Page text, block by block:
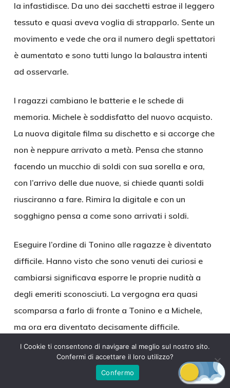
la infastidisce. Da uno dei sacchetti estrae il leggero
tessuto e quasi aveva voglia di strapparlo. Sente un
movimento e vede che ora il numero degli spettatori
è aumentato e sono tutti lungo la balaustra intenti
ad osservarle.
I ragazzi cambiano le batterie e le schede di
memoria. Michele è soddisfatto del nuovo acquisto.
La nuova digitale filma su dischetto e si accorge che
non è neppure arrivato a metà. Pensa che stanno
facendo un mucchio di soldi con sua sorella e ora,
con l’arrivo delle due nuove, si chiede quanti soldi
riusciranno a fare. Rimira la digitale e con un
sogghigno pensa a come sono arrivati i soldi.
Eseguire l’ordine di Tonino alle ragazze è diventato
difficile. Hanno visto che sono venuti dei curiosi e
cambiarsi significava esporre le proprie nudità a
degli emeriti sconosciuti. La vergogna era quasi
scomparsa a farlo di fronte a Tonino e a Michele,
ma ora era diventato decisamente difficile.
Giuseppina come se niente fosse ha estratto il
completino ancora attaccato al suo piccolo
appendino e ha iniziato a spogliarsi. Le ragazze
I Cookie ti consentono di navigare al meglio sul nostro sito.
Confermi di accettare il loro utilizzo?
Confermo